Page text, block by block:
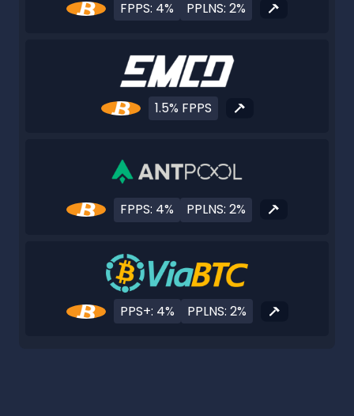
FPPS: 4% PPLNS: 2%
1.5% FPPS
FPPS: 4% PPLNS: 2%
PPS+: 4% PPLNS: 2%